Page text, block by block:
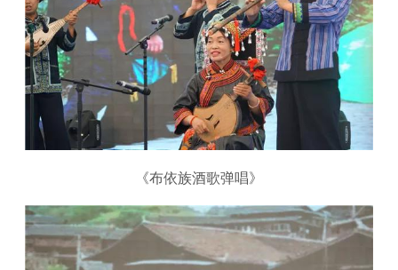
《布依族酒歌弹唱》